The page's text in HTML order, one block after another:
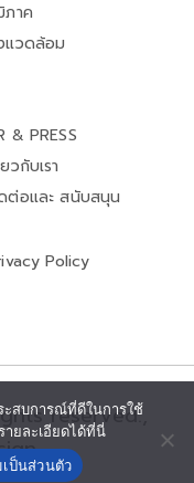
ภาค
แวดล้อม
& PRESS
วกับเรา
ต่อและ สนับสนุน
Policy
reserved.,
สบการณ์ที่ดีในการใช้
ยละเอียดได้ที่นี่
ป็นส่วนตัว